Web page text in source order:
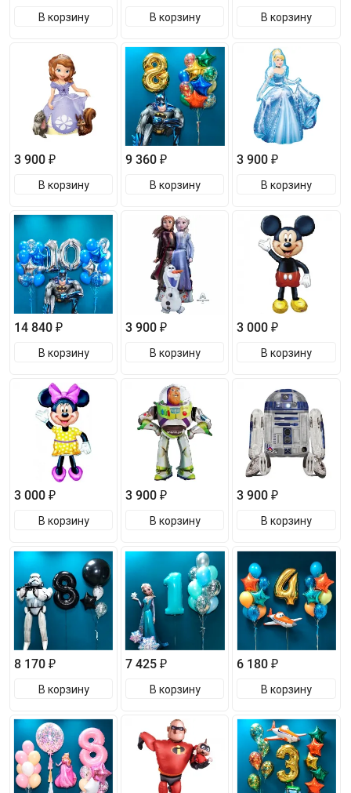
В корзину В корзину В корзину
3 900 ₽
В корзину
9 360 ₽
В корзину
3 900 ₽
В корзину
14 840 ₽
В корзину
3 900 ₽
В корзину
3 000 ₽
В корзину
3 000 ₽
В корзину
3 900 ₽
В корзину
3 900 ₽
В корзину
8 170 ₽
В корзину
7 425 ₽
В корзину
6 180 ₽
В корзину